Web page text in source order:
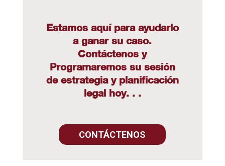
Estamos aquí para ayudarlo
a ganar su caso.
Contáctenos y
Programaremos su sesión
de estrategia y planificación
legal hoy. . .
CONTÁCTENOS